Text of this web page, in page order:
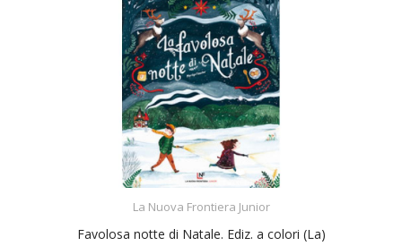
La Nuova Frontiera Junior
Favolosa notte di Natale. Ediz. a colori (La)